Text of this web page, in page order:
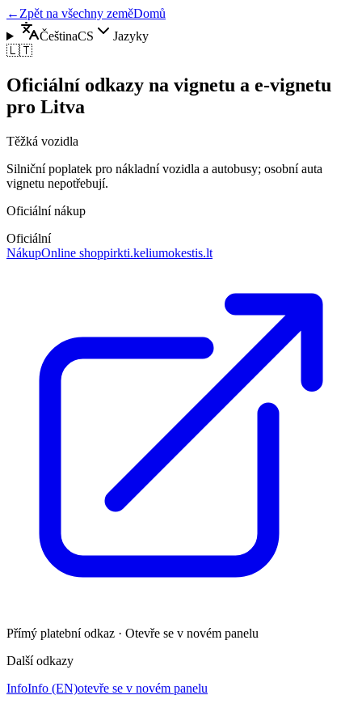
← Zpět na všechny zeměDomů
ČeštinaCS
Jazyky
🇱🇹
Oficiální odkazy na vignetu a e-vignetu
pro Litva
Těžká vozidla
Silniční poplatek pro nákladní vozidla a autobusy; osobní auta
vignetu nepotřebují.
Oficiální nákup
Oficiální
NákupOnline shoppirkti.keliumokestis.lt
Přímý platební odkaz · Otevře se v novém panelu
Další odkazy
InfoInfo (EN)otevře se v novém panelu